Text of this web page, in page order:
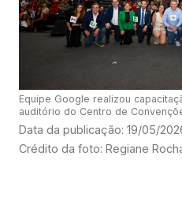
Equipe Google realizou
auditório do Centro de
Data da publicação: 19/05/
Crédito da foto: Regiane